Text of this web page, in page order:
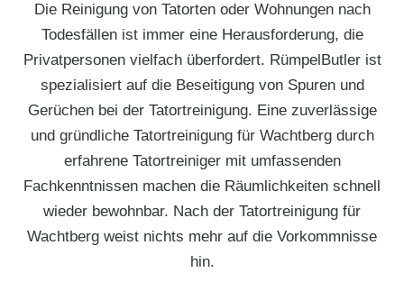
Die Reinigung von Tatorten oder Wohnungen nach
Todesfällen ist immer eine Herausforderung, die
Privatpersonen vielfach überfordert. RümpelButler ist
spezialisiert auf die Beseitigung von Spuren und
Gerüchen bei der Tatortreinigung. Eine zuverlässige
und gründliche Tatortreinigung für Wachtberg⁠ durch
erfahrene Tatortreiniger mit umfassenden
Fachkenntnissen machen die Räumlichkeiten schnell
wieder bewohnbar. Nach der Tatortreinigung für
Wachtberg⁠ weist nichts mehr auf die Vorkommnisse
hin.